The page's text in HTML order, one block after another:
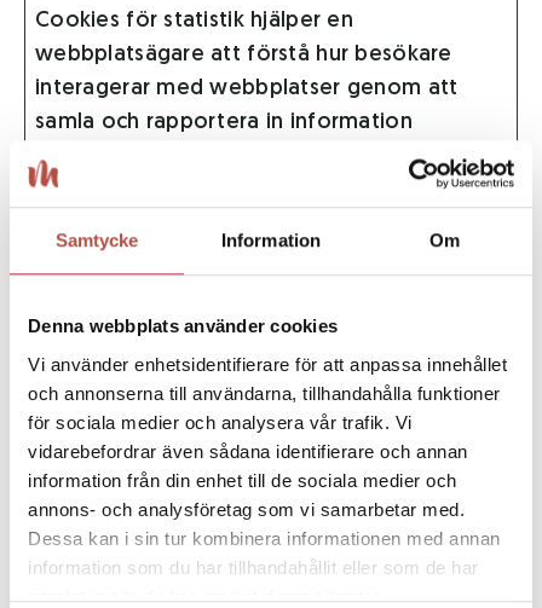
Samtycke Information Om
Denna webbplats använder cookies
Vi använder enhetsidentifierare för att anpassa innehållet
och annonserna till användarna, tillhandahålla funktioner
för sociala medier och analysera vår trafik. Vi
vidarebefordrar även sådana identifierare och annan
information från din enhet till de sociala medier och
annons- och analysföretag som vi samarbetar med.
Dessa kan i sin tur kombinera informationen med annan
information som du har tillhandahållit eller som de har
samlat in när du har använt deras tjänster.
Cookies för statistik hjälper en
webbplatsägare att förstå hur besökare
interagerar med webbplatser genom att
samla och rapportera in information
anonymt.
Namn Utfärdare Ändamål
Maximal
analytics, _ga
används för att
förstå hur
besökaren
navigerar runt på
webbplatsen
_ga_# Google
Used by Google
Analytics to
2 år